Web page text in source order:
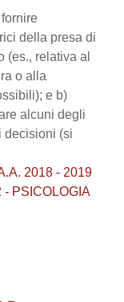
della presa di
(es., relativa al
o alla
e b)
alcuni degli
decisioni (si
2018 - 2019
PSICOLOGIA